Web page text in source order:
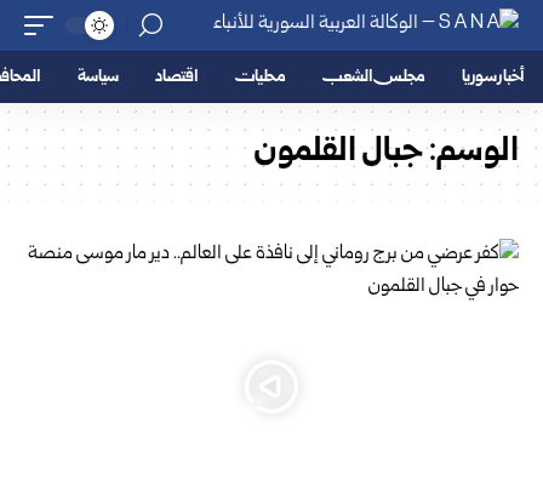
أخبار سوريا مجلس الشعب محليات اقتصاد سياسة
الوسم:جبال القلمون